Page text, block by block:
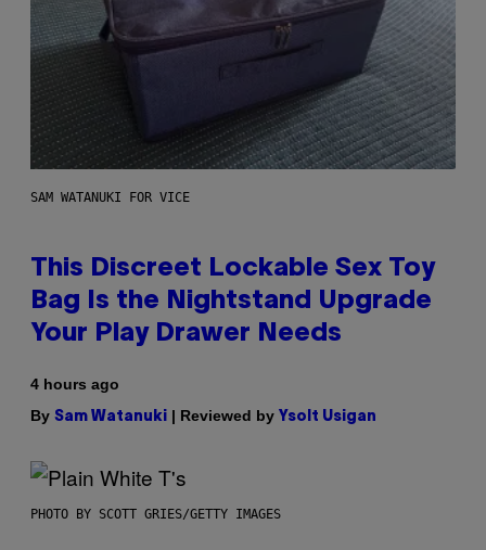
SAM WATANUKI FOR VICE
This Discreet Lockable Sex Toy
Bag Is the Nightstand Upgrade
Your Play Drawer Needs
4 hours ago
By Sam Watanuki | Reviewed by Ysolt Usigan
PHOTO BY SCOTT GRIES/GETTY IMAGES